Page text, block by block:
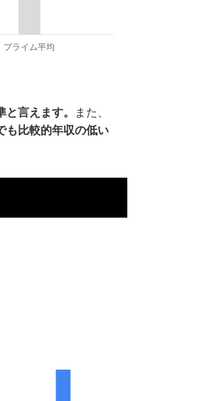
言えます。
また、
も比較的年収の低い